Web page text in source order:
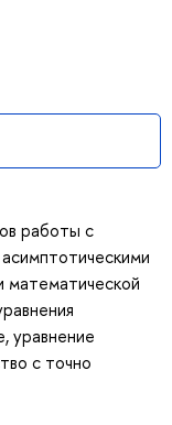
работы с
математической
уравнение
с точно